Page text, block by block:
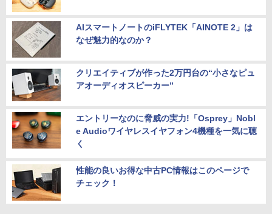
AIスマートノートのiFLYTEK「AINOTE 2」は
なぜ魅力的なのか？
クリエイティブが作った2万円台の“小さなピュ
アオーディオスピーカー”
エントリーなのに脅威の実力!「Osprey」Nobl
e Audioワイヤレスイヤフォン4機種を一気に聴
く
性能の良いお得な中古PC情報はこのページで
チェック！